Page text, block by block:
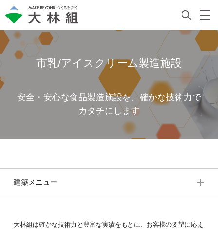
市乳/アイスクリーム製造施設
安全・安心な食品製造施設を、確かな技術力で
カタチにします
建築メニュー
大林組は確かな技術力と豊富な実績をもとに、お客様の要望に応え